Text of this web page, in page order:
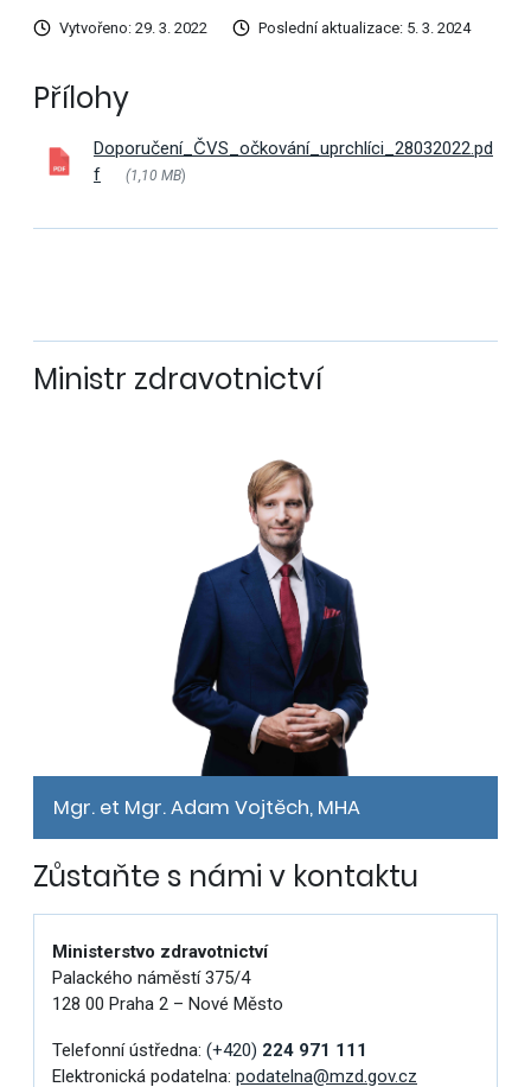
Vytvořeno: 29. 3. 2022 Poslední aktualizace: 5. 3. 2024
Přílohy
Doporučení_ČVS_očkování_uprchlíci_28032022.pd
f
(1,10 MB)
Ministr zdravotnictví
Mgr. et Mgr. Adam Vojtěch, MHA
Zůstaňte s námi v kontaktu
Ministerstvo zdravotnictví
Palackého náměstí 375/4
128 00 Praha 2 – Nové Město
Telefonní ústředna: (+420) 224 971 111
Elektronická podatelna: podatelna@mzd.gov.cz